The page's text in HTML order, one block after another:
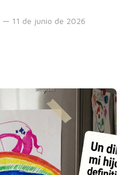
— 11 de junio de 2026